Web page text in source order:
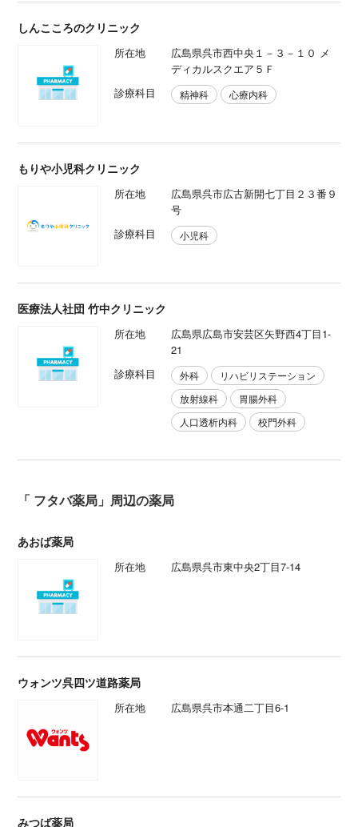
しんこころのクリニック
所在地
広島県呉市西中央１－３－１０ メ
ディカルスクエア５Ｆ
診療科目
精神科 心療内科
もりや小児科クリニック
所在地
広島県呉市広古新開七丁目２３番９
号
診療科目
小児科
医療法人社団 竹中クリニック
所在地
広島県広島市安芸区矢野西4丁目1-
21
診療科目
外科
リハビリステーション
放射線科
胃腸外科
人口透析内科
校門外科
「 フタバ薬局」周辺の薬局
あおば薬局
所在地 広島県呉市東中央2丁目7-14
ウォンツ呉四ツ道路薬局
所在地 広島県呉市本通二丁目6-1
みつば薬局